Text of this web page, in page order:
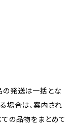
の発送は一括とな
場合は、案内され
の品物をまとめて